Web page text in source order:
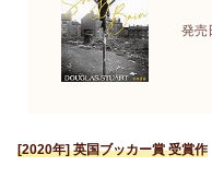
発売
[2020年]英国ブッカー賞 受賞作